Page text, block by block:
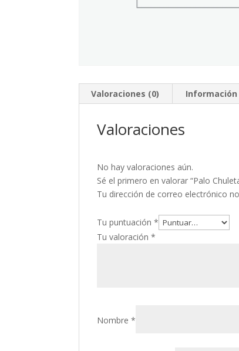
Valoraciones (0)
Valoraciones
No hay valoraciones aún.
Sé el primero en valorar “Palo
Tu dirección de correo electrónico
Tu puntuación*
Tu valoración*
Nombre*